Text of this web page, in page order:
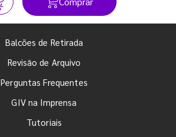
Balcões de Retirada
Revisão de Arquivo
Perguntas Frequentes
GIV na Imprensa
Tutoriais